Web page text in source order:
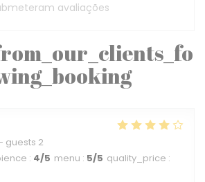
guests 2
: 4/5 menu : 5/5 quality_price :
avaliações